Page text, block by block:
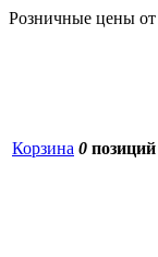
Розничные цены от
Корзина 0 позиций